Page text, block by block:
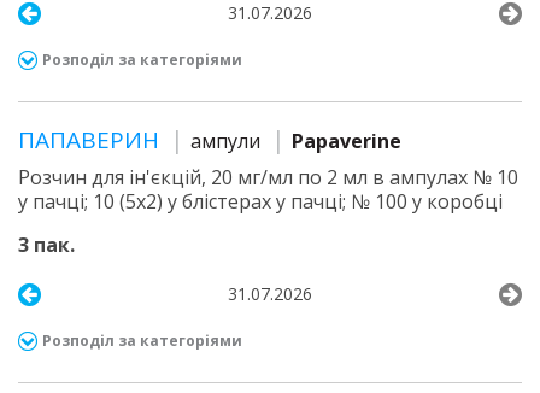
31.07.2026
Розподіл за категоріями
ПАПАВЕРИН ампули
Papaverine
Розчин для ін'єкцій, 20 мг/мл по 2 мл в ампулах № 10
у пачці; 10 (5х2) у блістерах у пачці; № 100 у коробці
3 пак.
31.07.2026
Розподіл за категоріями